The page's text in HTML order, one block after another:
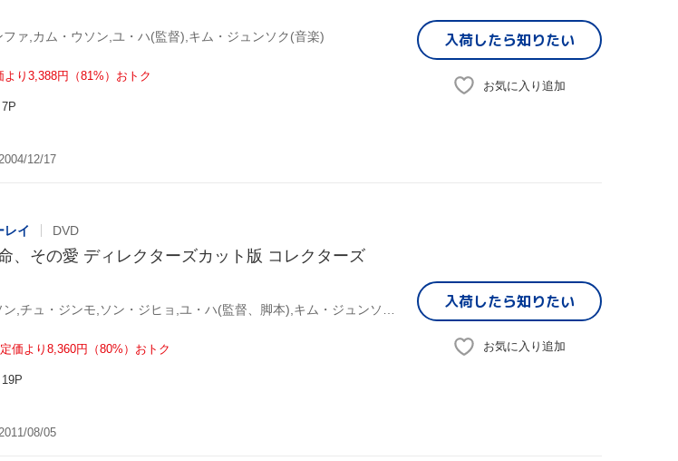
ファ,カム・ウソン,ユ・ハ(監督),キム・ジュンソク(音楽)
より3,388円（81%）おトク
12/17
入荷したら知りたい
お気に入り追加
レイ DVD
、その愛 ディレクターズカット版 コレクターズ
定価より8,360円（80%）おトク
08/05
入荷したら知りたい
お気に入り追加